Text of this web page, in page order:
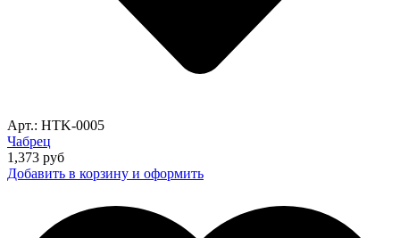
Арт.: HTK-0005
Чабрец
1,373 руб
Добавить в корзину и оформить